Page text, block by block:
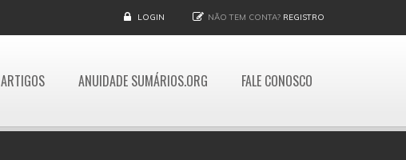
LOGIN NÃO TEM CONTA? REGISTRO
ARTIGOS ANUIDADE SUMÁRIOS.ORG FALE CONOSCO